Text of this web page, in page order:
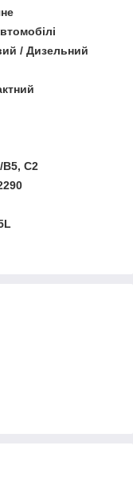
/ Дизельний
B5, C2